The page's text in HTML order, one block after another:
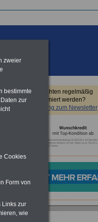
Sie möchten regelmäßig
informiert werden?
Anmeldung zum Newsletter
zweier
bestimmte
zur
Cookies
Form von
Links zur
wie